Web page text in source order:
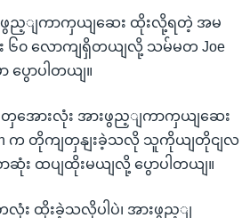
ားဖွည့ျကာကှယျဆေး ထိုးလို့ရတဲ့ အမ
း ၆၀ လောကျရှိတယျလို့ သမ်မတ Joe
ပွောပါတယျ။
အေားလုံး အားဖွည့ျကာကှယျဆေး
က တိုကျတှနျးခဲ့သလို သူကိုယျတိုငျလ
ာဆုံး ထပျထိုးမယျလို့ ပွောပါတယျ။
ထိုးခဲ့သလိုပါပဲ၊ အားဖွည့ျ